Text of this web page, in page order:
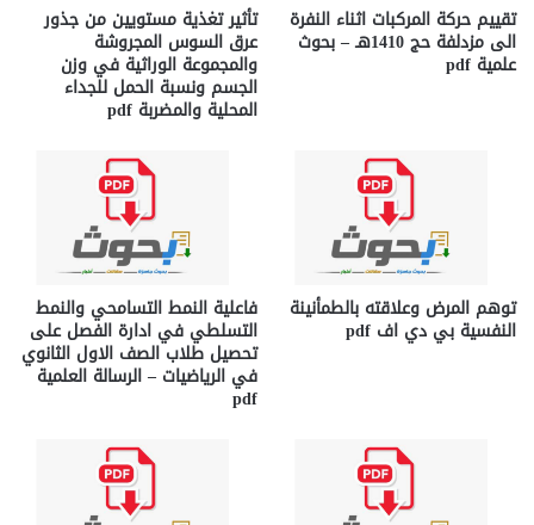
تقييم حركة المركبات اثناء النفرة
الى مزدلفة حج 1410هـ – بحوث
علمية pdf
تأثير تغذية مستويين من جذور
عرق السوس المجروشة
والمجموعة الوراثية في وزن
الجسم ونسبة الحمل للجداء
المحلية والمضربة pdf
توهم المرض وعلاقته بالطمأنينة
النفسية بي دي اف pdf
فاعلية النمط التسامحي والنمط
التسلطي في ادارة الفصل على
تحصيل طلاب الصف الاول الثانوي
في الرياضيات – الرسالة العلمية
pdf